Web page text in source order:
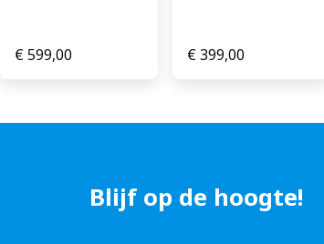
€599,00 €399,00
Blijf op de hoogte!